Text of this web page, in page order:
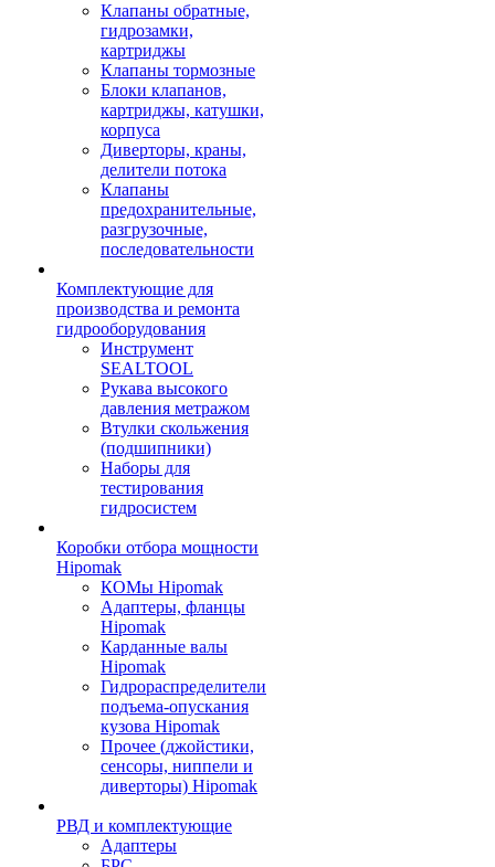
Клапаны обратные,
гидрозамки,
картриджы
Клапаны тормозные
Блоки клапанов,
картриджы, катушки,
корпуса
Диверторы, краны,
делители потока
Клапаны
предохранительные,
разгрузочные,
последовательности
Комплектующие для
производства и ремонта
гидрооборудования
Инструмент
SEALTOOL
Рукава высокого
давления метражом
Втулки скольжения
(подшипники)
Наборы для
тестирования
гидросистем
Коробки отбора мощности
Hipomak
КОМы Hipomak
Адаптеры, фланцы
Hipomak
Карданные валы
Hipomak
Гидрораспределители
подъема-опускания
кузова Hipomak
Прочее (джойстики,
сенсоры, ниппели и
диверторы) Hipomak
РВД и комплектующие
Адаптеры